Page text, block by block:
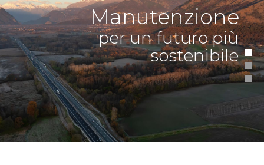
per un futuro più
sostenibile
Manutenzione